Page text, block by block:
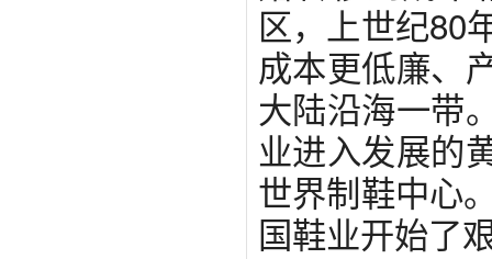
区，上世纪80
成本更低廉、
大陆沿海一带
业进入发展的
世界制鞋中心
国鞋业开始了